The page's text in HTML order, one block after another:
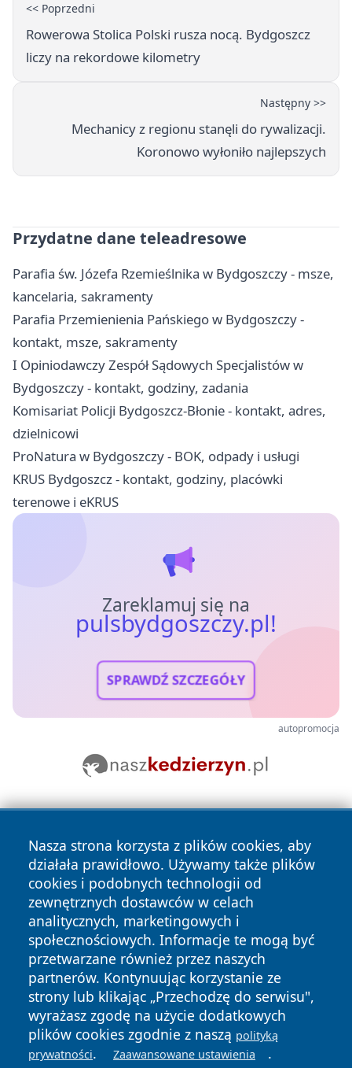
<< Poprzedni
Rowerowa Stolica Polski rusza nocą. Bydgoszcz
liczy na rekordowe kilometry
Następny >>
Mechanicy z regionu stanęli do rywalizacji.
Koronowo wyłoniło najlepszych
Przydatne dane teleadresowe
Parafia św. Józefa Rzemieślnika w Bydgoszczy - msze,
kancelaria, sakramenty
Parafia Przemienienia Pańskiego w Bydgoszczy -
kontakt, msze, sakramenty
I Opiniodawczy Zespół Sądowych Specjalistów w
Bydgoszczy - kontakt, godziny, zadania
Komisariat Policji Bydgoszcz-Błonie - kontakt, adres,
dzielnicowi
ProNatura w Bydgoszczy - BOK, odpady i usługi
KRUS Bydgoszcz - kontakt, godziny, placówki
terenowe i eKRUS
Zareklamuj się na
pulsbydgoszczy.pl!
SPRAWDŹ SZCZEGÓŁY
autopromocja
Nasza strona korzysta z plików cookies, aby
działała prawidłowo. Używamy także plików
cookies i podobnych technologii od
zewnętrznych dostawców w celach
analitycznych, marketingowych i
społecznościowych. Informacje te mogą być
przetwarzane również przez naszych
partnerów. Kontynuując korzystanie ze
strony lub klikając „Przechodzę do serwisu",
wyrażasz zgodę na użycie dodatkowych
plików cookies zgodnie z naszą polityką
prywatności. Zaawansowane ustawienia .
Copyright © 2026 pulsbydgoszczy.pl Wszystkie prawa
zastrzeżone.
News Autorzy
Polityka
Prywatności
Polityka
Cookies